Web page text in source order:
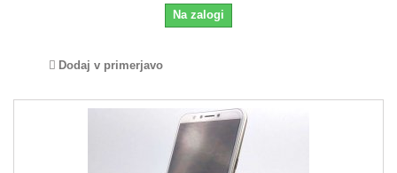
Na zalogi
Dodaj v primerjavo